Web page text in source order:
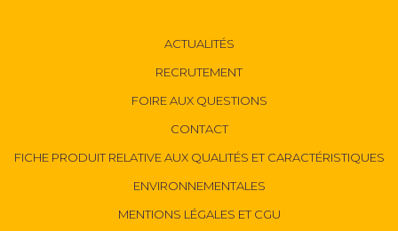
ACTUALITÉS
RECRUTEMENT
FOIRE AUX QUESTIONS
CONTACT
FICHE PRODUIT RELATIVE AUX QUALITÉS ET CARACTÉRISTIQUES
ENVIRONNEMENTALES
MENTIONS LÉGALES ET CGU